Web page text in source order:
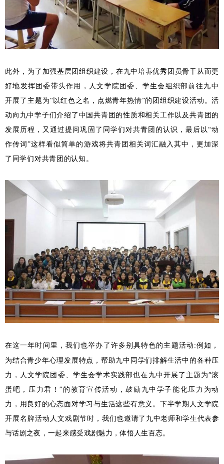
此外， 为了加强基层团组织建设，在九中培养优秀团员骨干从而更
好地发挥团委带头作用， 人文学院团委、学生会组织部前往九中
开展了 主题为“以红色之名，点燃青年热情”的团组织建设活动。活
动向九中学子们介绍了中国共青团的性质和相关工作以及共青团的
发展历程，又通过提问巩固了同学们对共青团的认识，最后以“动
作传词”这样看似简单的游戏将共青团相关词汇融入其中，更加深
了同学们对共青团的认知。
在这一年时间里，我们也举办了许多别具特色的主题活动 :例如，
为结合青少年心理发展特点，帮助九中同学们排解生活中的各种压
力，人文学院团委、学生会学术实践部也在九中开展了主题为“滚
蛋吧，压力君！”的教育宣传活动，鼓励九中学子能化压力为动
力，用良好的心态面对学习与生活这些有意义。下半学期人文学院
开展名牌活动人文戏剧节时，我们也邀请了 九中老师和学生代表参
与话剧之夜，一起来感受戏剧魅力，体悟人生百态。